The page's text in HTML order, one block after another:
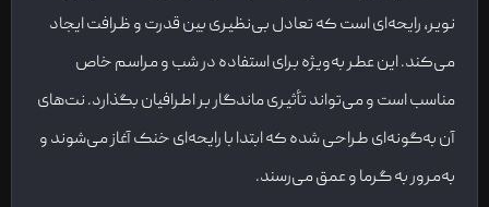
نویر، رایحه‌ای است که تعادل بی‌نظیری بین قدرت و ظرافت ایجاد
می‌کند. این عطر به‌ویژه برای استفاده در شب و مراسم خاص
مناسب است و می‌تواند تأثیری ماندگار بر اطرافیان بگذارد. نت‌های
آن به‌گونه‌ای طراحی شده‌ که ابتدا با رایحه‌ای خنک آغاز می‌شوند و
به‌مرور به گرما و عمق می‌رسند.